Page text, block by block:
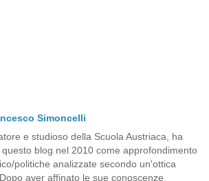
Simoncelli
e studioso della Scuola Austriaca, ha
blog nel 2010 come approfondimento
politiche analizzate secondo un'ottica
aver affinato le sue conoscenze